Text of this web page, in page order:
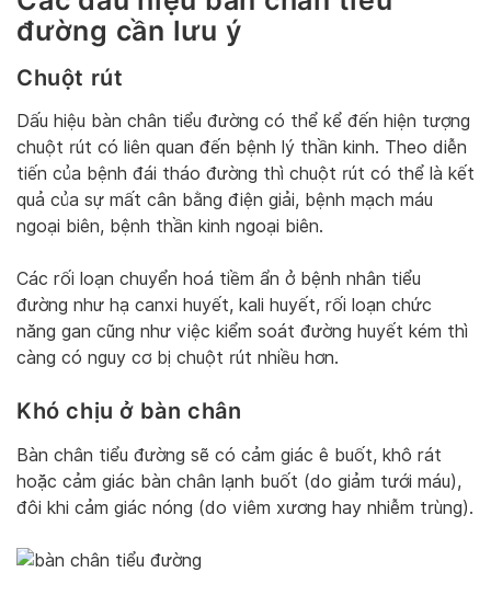
đường cần lưu ý
Chuột rút
Dấu hiệu bàn chân tiểu đường có thể kể đến hiện tượng
chuột rút có liên quan đến bệnh lý thần kinh. Theo diễn
tiến của bệnh đái tháo đường thì chuột rút có thể là kết
quả của sự mất cân bằng điện giải, bệnh mạch máu
ngoại biên, bệnh thần kinh ngoại biên.
Các rối loạn chuyển hoá tiềm ẩn ở bệnh nhân tiểu
đường như hạ canxi huyết, kali huyết, rối loạn chức
năng gan cũng như việc kiểm soát đường huyết kém thì
càng có nguy cơ bị chuột rút nhiều hơn.
Khó chịu ở bàn chân
Bàn chân tiểu đường sẽ có cảm giác ê buốt, khô rát
hoặc cảm giác bàn chân lạnh buốt (do giảm tưới máu),
đôi khi cảm giác nóng (do viêm xương hay nhiễm trùng).